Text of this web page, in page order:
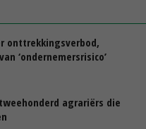
onttrekkingsverbod,
‘ondernemersrisico’
agrariërs die